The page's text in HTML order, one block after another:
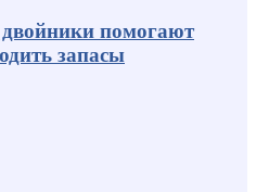
помогают
запасы